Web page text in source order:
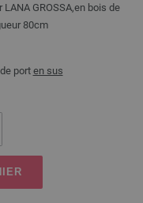
GROSSA,en bois de
80cm
port en sus